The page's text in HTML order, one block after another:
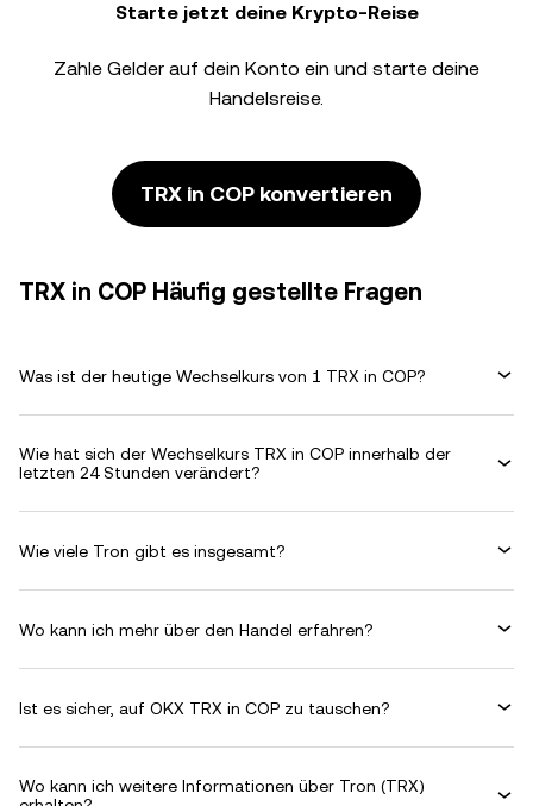
Starte jetzt deine Krypto-Reise
Zahle Gelder auf dein Konto ein und starte deine
Handelsreise.
TRX in COP konvertieren
TRX in COP Häufig gestellte Fragen
Was ist der heutige Wechselkurs von 1 TRX in COP?
Wie hat sich der Wechselkurs TRX in COP innerhalb der
letzten 24 Stunden verändert?
Wie viele Tron gibt es insgesamt?
Wo kann ich mehr über den Handel erfahren?
Ist es sicher, auf OKX TRX in COP zu tauschen?
Wo kann ich weitere Informationen über Tron (TRX)